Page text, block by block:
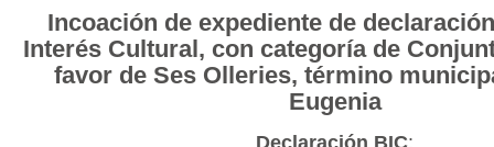
Incoación de expediente de
Interés Cultural, con categoría de
favor de Ses Olleries, término
Eugenia